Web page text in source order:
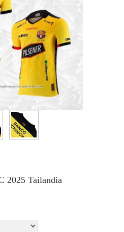
2025 Tailandia